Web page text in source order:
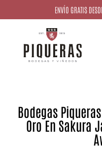
ENVÍO GRATIS
Bodegas
Oro En Sakura